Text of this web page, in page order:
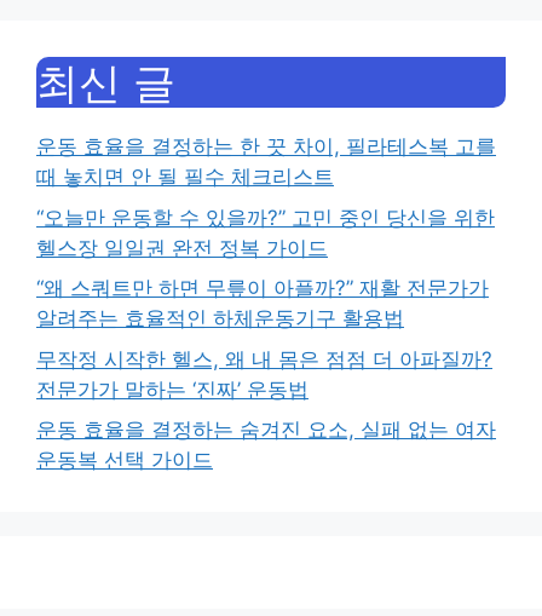
최신 글
운동 효율을 결정하는 한 끗 차이, 필라테스복 고를
때 놓치면 안 될 필수 체크리스트
“오늘만 운동할 수 있을까?” 고민 중인 당신을 위한
헬스장 일일권 완전 정복 가이드
“왜 스쿼트만 하면 무릎이 아플까?” 재활 전문가가
알려주는 효율적인 하체운동기구 활용법
무작정 시작한 헬스, 왜 내 몸은 점점 더 아파질까?
전문가가 말하는 ‘진짜’ 운동법
운동 효율을 결정하는 숨겨진 요소, 실패 없는 여자
운동복 선택 가이드